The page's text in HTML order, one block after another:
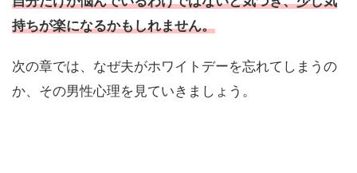
持ちが楽になるかもしれません。
次の章では、なぜ夫がホワイトデーを忘れてしまうの
か、その男性心理を見ていきましょう。